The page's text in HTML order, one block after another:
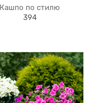
Кашпо по стилю
394